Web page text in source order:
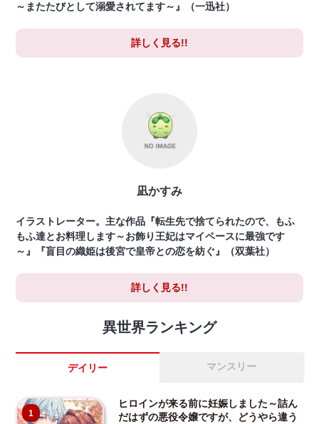
～またたびとして溺愛されてます～』（一迅社）
詳しく見る!!
凪かすみ
イラストレーター。主な作品『転生先で捨てられたので、もふ
もふ達とお料理します～お飾り王妃はマイペースに最強です
～』『盲目の織姫は後宮で皇帝との恋を紡ぐ』（双葉社）
詳しく見る!!
異世界ランキング
デイリー マンスリー
1
ヒロインが来る前に妊娠しました～詰ん
だはずの悪役令嬢ですが、どうやら違う